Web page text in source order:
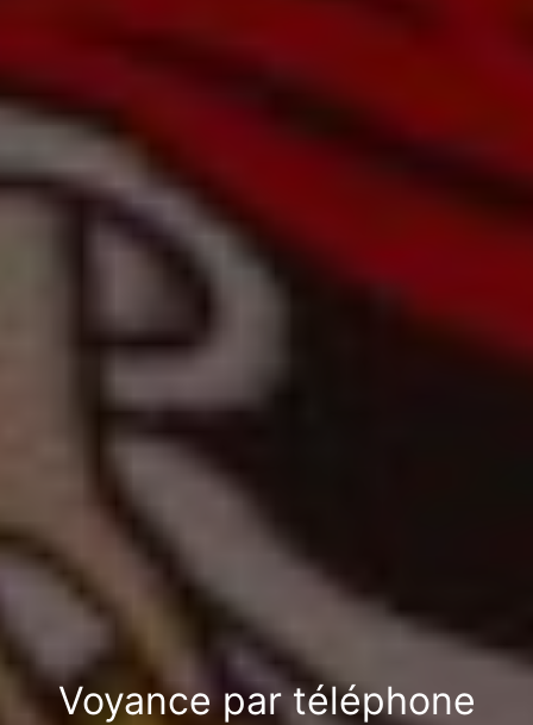
Voyance par téléphone